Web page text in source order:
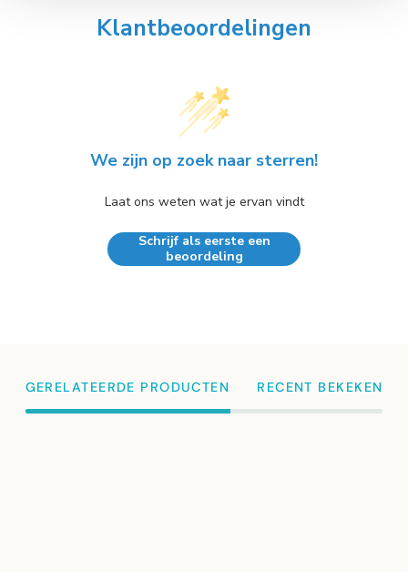
Klantbeoordelingen
We zijn op zoek naar sterren!
Laat ons weten wat je ervan vindt
Schrijf als eerste een
beoordeling
GERELATEERDE PRODUCTEN RECENT BEKEKEN